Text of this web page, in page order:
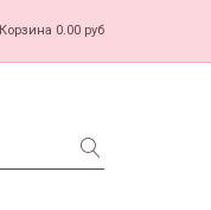
Корзина 0.00 руб